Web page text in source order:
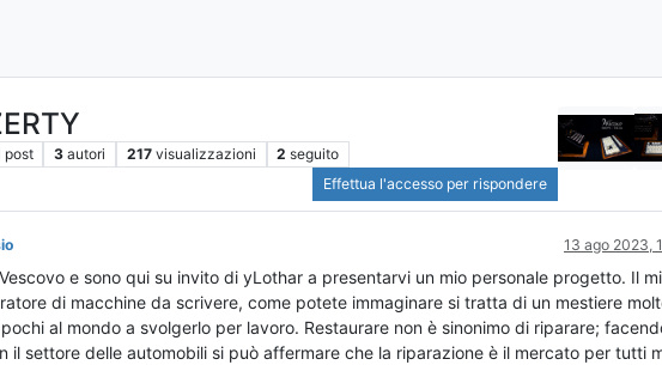
post 3 autori 217 visualizzazioni 2 seguito
Effettua l'accesso per rispondere
13 ago 2023,
e sono qui su invito di yLothar a presentarvi un mio personale progetto. Il
di macchine da scrivere, come potete immaginare si tratta di un mestiere
al mondo a svolgerlo per lavoro. Restaurare non è sinonimo di riparare;
il settore delle automobili si può affermare che la riparazione è il mercato per tutti